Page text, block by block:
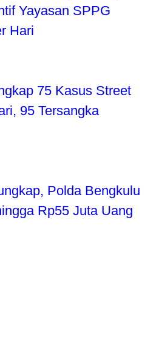
Yayasan SPPG
Hari
75 Kasus Street
95 Tersangka
Polda Bengkulu
Rp55 Juta Uang